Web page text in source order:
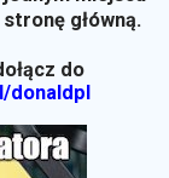
główną.
do
donaldpl